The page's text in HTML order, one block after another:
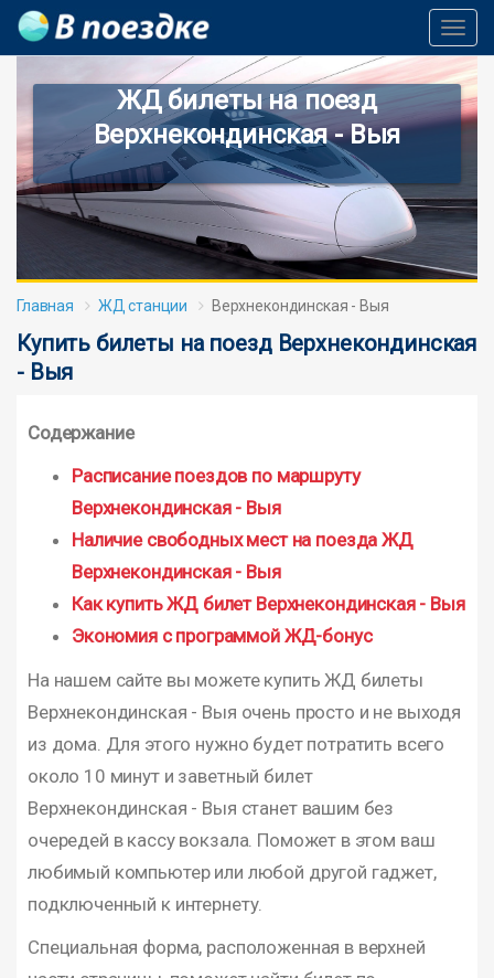
ЖД билеты на поезд
Верхнекондинская - Выя
Главная ЖД станции Верхнекондинская - Выя
Купить билеты на поезд Верхнекондинская
- Выя
Содержание
Расписание поездов по маршруту
Верхнекондинская - Выя
Наличие свободных мест на поезда ЖД
Верхнекондинская - Выя
Как купить ЖД билет Верхнекондинская - Выя
Экономия с программой ЖД-бонус
На нашем сайте вы можете купить ЖД билеты
Верхнекондинская - Выя очень просто и не выходя
из дома. Для этого нужно будет потратить всего
около 10 минут и заветный билет
Верхнекондинская - Выя станет вашим без
очередей в кассу вокзала. Поможет в этом ваш
любимый компьютер или любой другой гаджет,
подключенный к интернету.
Специальная форма, расположенная в верхней